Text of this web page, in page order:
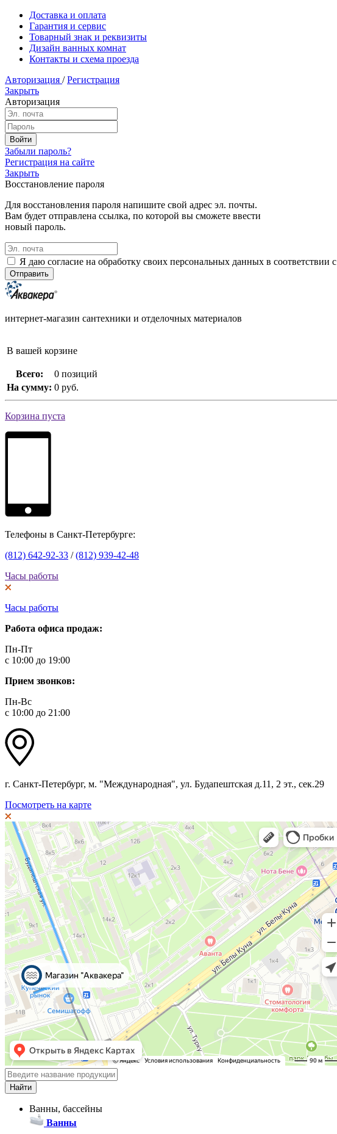
Доставка и оплата
Гарантия и сервис
Товарный знак и реквизиты
Дизайн ванных комнат
Контакты и схема проезда
Авторизация / Регистрация
Закрыть
Авторизация
Забыли пароль?
Регистрация на сайте
Закрыть
Восстановление пароля
Для восстановления пароля напишите свой адрес эл. почты.
Вам будет отправлена ссылка, по которой вы сможете ввести
новый пароль.
Я даю согласие на обработку своих персональных данных в соответствии с
интернет-магазин сантехники и отделочных материалов
В вашей корзине
Всего:
0 позиций
На сумму: 0 руб.
Корзина пуста
Телефоны в Санкт-Петербурге:
(812) 642-92-33 /(812) 939-42-48
Часы работы
Часы работы
Работа офиса продаж:
Пн-Пт
с 10:00 до 19:00
Прием звонков:
Пн-Вс
с 10:00 до 21:00
г. Санкт-Петербург, м. "Международная", ул. Будапештская д.11, 2 эт., сек.29
Посмотреть на карте
Ванны, бассейны
Ванны